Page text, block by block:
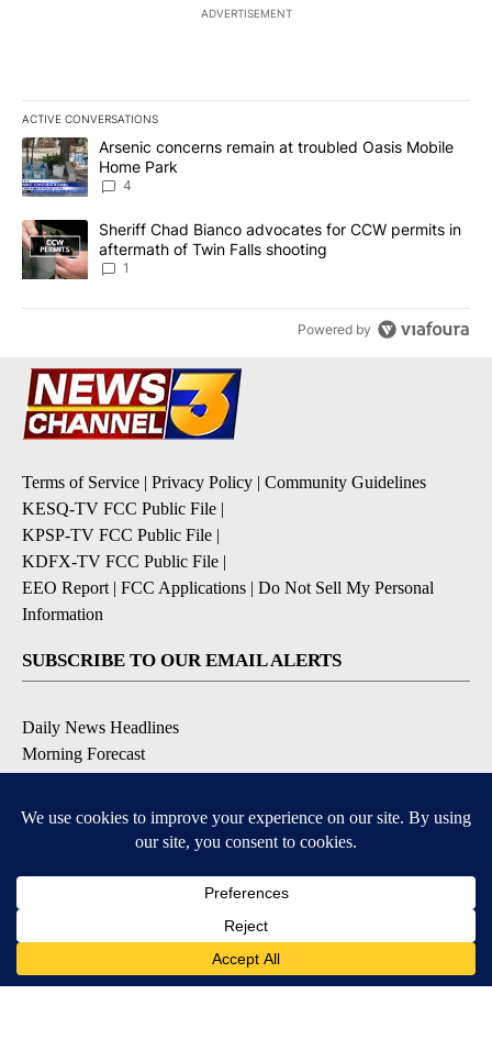
ADVERTISEMENT
ACTIVE CONVERSATIONS
The following is a list of the most commented articles in the last
A trending article titled "Arsenic concerns remain at troubled
Arsenic concerns remain at troubled Oasis Mobile
Home Park
4
A trending article titled "Sheriff Chad Bianco advocates for
Sheriff Chad Bianco advocates for CCW permits in
aftermath of Twin Falls shooting
1
Powered by
Terms of Service | Privacy Policy | Community Guidelines
KESQ-TV FCC Public File |
KPSP-TV FCC Public File |
KDFX-TV FCC Public File |
EEO Report | FCC Applications | Do Not Sell My Personal
Information
SUBSCRIBE TO OUR EMAIL ALERTS
Daily News Headlines
Morning Forecast
Contests & Promotions
DOWNLOAD OUR APPS
Available for iOS and Android